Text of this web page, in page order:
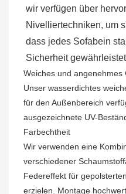
wir verfügen über
Nivelliertechniken, um
dass jedes Sofabein
Sicherheit
Weiches und angenehmes
Unser wasserdichtes
für den Außenbereich
ausgezeichnete UV-
Farbechtheit
Wir verwenden eine
verschiedener
Federeffekt für
erzielen. Montage